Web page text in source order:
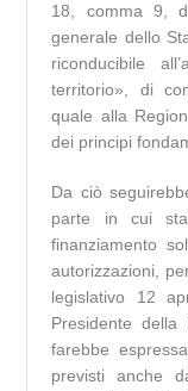
18, comma 9,
generale dello
riconducibile
territorio», di
quale alla
dei principi
Da ciò
parte in cui
finanziamento
autorizzazioni,
legislativo 12
Presidente della
farebbe
previsti anche